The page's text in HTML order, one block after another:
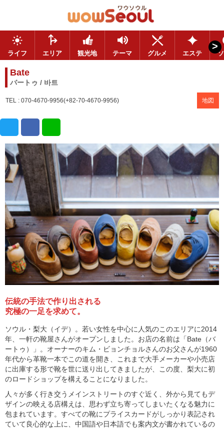
ライフ エリア 観光地 テーマ グルメ エステ
>
Bate
バートゥ / 바트
TEL : 070-4670-9956(+82-70-4670-9956) 地図
伝統の手法で作り出される
究極の一足を求めて。
ソウル・梨大（イデ）。若い女性を中心に人気のこのエリアに2014
年、一軒の靴屋さんがオープンしました。お店の名前は「Bate（バ
ートゥ）」。オーナーのキム・ビョンチョルさんのお父さんが1960
年代から革靴一本でこの道を開き、これまで大手メーカーや小売店
に出庫する形で靴を世に送り出してきましたが、この度、梨大に初
のロードショップを構えることになりました。
人々が多く行き交うメインストリートのすぐ近く、外から見てもデ
ザインの映える店構えは、思わず立ち寄ってしまいたくなる魅力に
包まれています。すべての靴にプライスカードがしっかり表記され
ていて良心的な上に、中国語や日本語でも案内文が書かれているの